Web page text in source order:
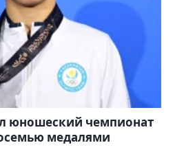
юношеский чемпионат
медалями